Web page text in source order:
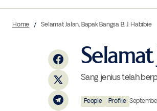
Sambut Tampilan Baru Louis Vuitton
Tambour yang Lebih Muda
Home Selamat Jalan, Bapak Bangsa B. J. Habibie
Selamat
Sang jenius telah
People Profile